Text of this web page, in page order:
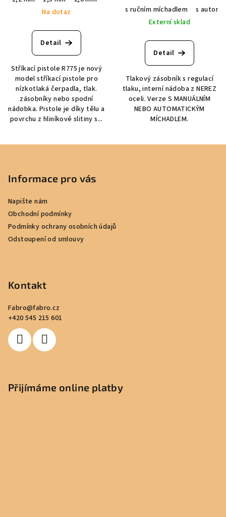
Na dotaz
Detail
Stříkací pistole R775 je nový
model stříkací pistole pro
nízkotlaká čerpadla, tlak.
zásobníky nebo spodní
nádobka. Pistole je díky tělu a
povrchu z hliníkové slitiny s...
s ručním míchadlem
s
Externí sklad
Detail
Tlakový zásobník s regulací
tlaku, interní nádoba z NEREZ
oceli. Verze S MANUÁLNÍM
NEBO AUTOMATICKÝM
MÍCHADLEM.
Informace pro vás
Napište nám
Obchodní podmínky
Podmínky ochrany osobních údajů
Odstoupení od smlouvy
Kontakt
Fabro@fabro.cz
+420 545 215 601
Přijímáme online platby